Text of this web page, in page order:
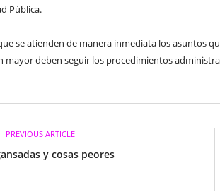
Pública.
se atienden de manera inmediata los asuntos
mayor deben seguir los procedimientos
PREVIOUS ARTICLE
y cosas peores